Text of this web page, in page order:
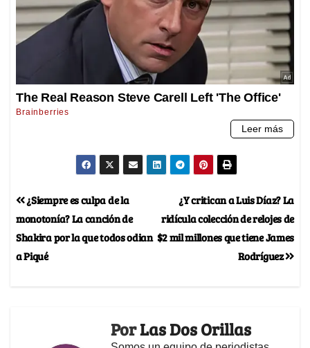
¿Y critican a Luis Díaz? La
ridícula colección de relojes de
$2 mil millones que tiene James
Rodríguez
¿Siempre es culpa de la
monotonía? La canción de
Shakira por la que todos odian
a Piqué
PorLas Dos Orillas